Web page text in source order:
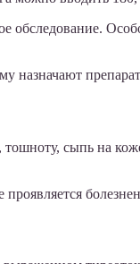
, тошноту, сыпь на